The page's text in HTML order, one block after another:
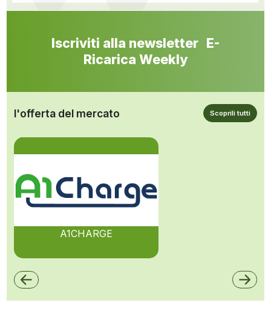
Iscriviti alla newsletter E-
Ricarica Weekly
l'offerta del mercato Scoprili tutti
A1CHARGE